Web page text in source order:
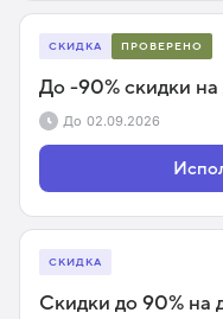
СКИДКА ПРОВЕРЕНО
До -90% скидки
До 02.09.2026
СКИДКА
Скидки до 90% на